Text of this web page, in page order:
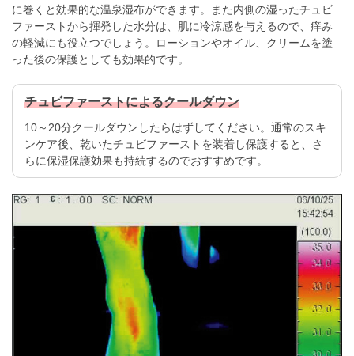
に巻くと効果的な温泉湿布ができます。また内側の湿ったチュビ
ファーストから揮発した水分は、肌に冷涼感を与えるので、痒み
の軽減にも役立つでしょう。ローションやオイル、クリームを塗
った後の保護としても効果的です。
チュビファーストによるクールダウン
10～20分クールダウンしたらはずしてください。通常のスキ
ンケア後、乾いたチュビファーストを装着し保護すると、さ
らに保湿保護効果も持続するのでおすすめです。